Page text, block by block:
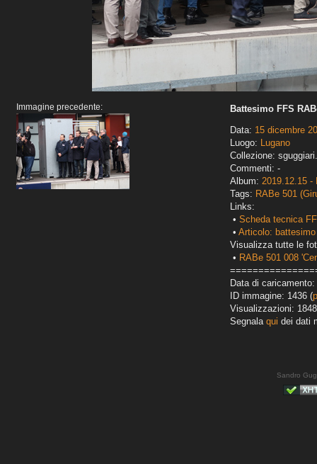
Immagine precedente:
Battesimo FFS
Data: 15 dicembre
Luogo: Lugano
Collezione:
Commenti: -
Album: 2019.12.15 -
Tags: RABe 501
Links:
• Scheda tecnica
• Articolo:
Visualizza tutte le
• RABe 501 008
Data di caricamento:
ID immagine: 1436 (
Visualizzazioni: 1848
Segnala qui dei dati
Sandro